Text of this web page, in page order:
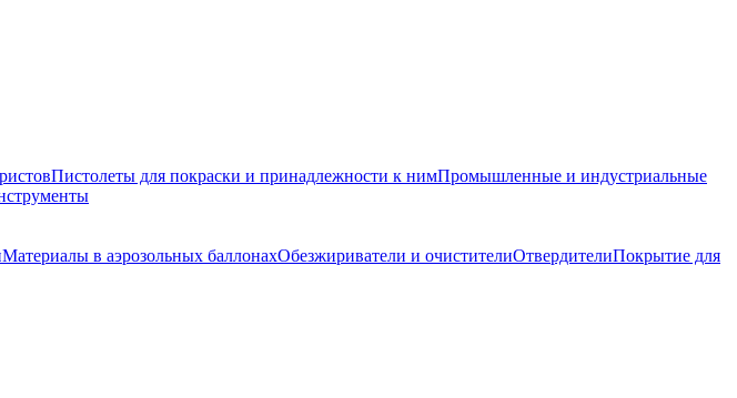
Пистолеты для покраски и принадлежности к нимПромышленные и индустриальные
Материалы в аэрозольных баллонахОбезжириватели и очистителиОтвердителиПокрытие для